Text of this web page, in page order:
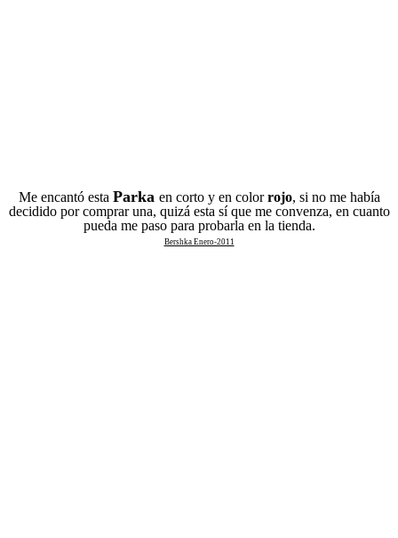
Me encantó esta Parka en corto y en colorrojo, si no me había
decidido por comprar una, quizá esta sí que me convenza, en cuanto
pueda me paso para probarla en la tienda.
Bershka Enero-2011